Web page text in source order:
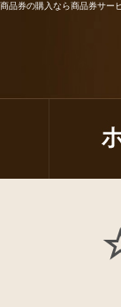
商品券の購入なら商品券サー